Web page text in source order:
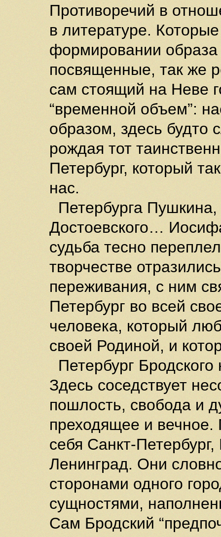
Противоречий в
в литературе.
формировании образа
посвященные, так же
сам стоящий на Неве
“временной объем”:
образом, здесь будто
рождая тот
Петербург, который
нас.
Петербурга Пушкина,
Достоевского…
судьба тесно
творчестве
переживания, с ним
Петербург во всей
человека, который
своей Родиной, и
Петербург
Здесь соседствует
пошлость, свобода и
преходящее и вечное.
себя Санкт-
Ленинград. Они
сторонами одного
сущностями,
Сам Бродский